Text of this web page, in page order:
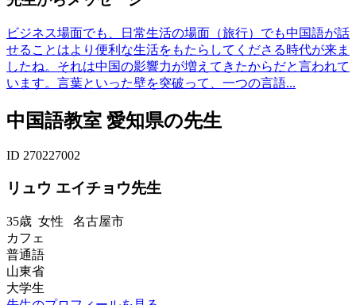
ビジネス場面でも、日常生活の場面（旅行）でも中国語が話
せることはより便利な生活をもたらしてくださる時代が来ま
したね。それは中国の影響力が増えてきたからだと言われて
います。言葉といった壁を突破って、一つの言語...
中国語教室 愛知県の先生
ID 270227002
リュウ エイチョウ先生
35歳 女性 名古屋市
カフェ
普通語
山東省
大学生